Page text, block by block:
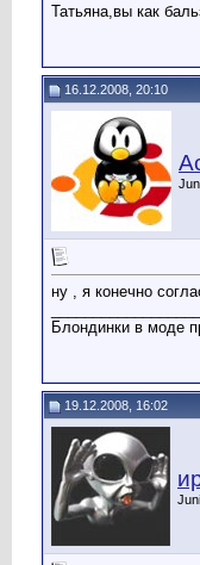
Татьяна,вы как
16.12.2008, 20:10
ну , я конечно
Блондинки в моде
19.12.2008, 16:02